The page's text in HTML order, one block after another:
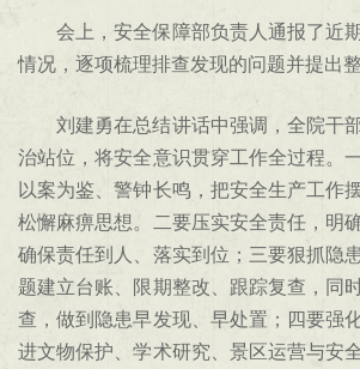
会上，安全保障部负责人通报了近
情况，逐项梳理排查发现的问题并提出整
刘建勇在总结讲话中强调，全院干
治站位，将安全意识贯穿工作全过程。
以案为鉴、警钟长鸣，把安全生产工作
松懈麻痹思想。二要压实安全责任，明
确保责任到人、落实到位；三要狠抓隐
题建立台账、限期整改、跟踪复查，同
查，做到隐患早发现、早处置；四要强
进文物保护、学术研究、景区运营与安